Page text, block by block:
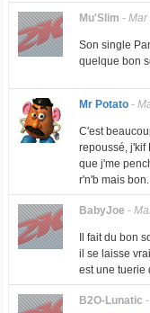
Mu'Slim - Mar
Son single
quelque bon
Mr Potato-
C'est
repoussé, j'kif
que j'me
r'n'b mais
BabyJoe -
Il fait du bon
il se laisse
est une tuerie
B2O-Lunatic -